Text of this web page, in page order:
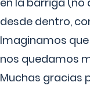
desde dentro,
Imaginamos
nos quedamos
Muchas gracias